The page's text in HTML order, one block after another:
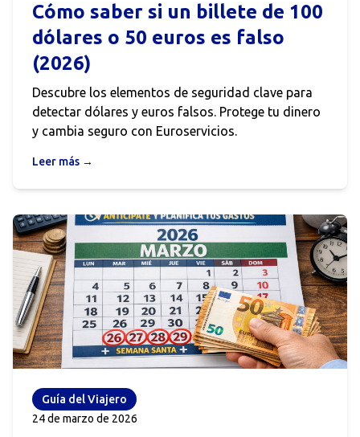
Cómo saber si un billete de 100
dólares o 50 euros es falso
(2026)
Descubre los elementos de seguridad clave para
detectar dólares y euros falsos. Protege tu dinero
y cambia seguro con Euroservicios.
Leer más →
Guía del Viajero
24 de marzo de 2026